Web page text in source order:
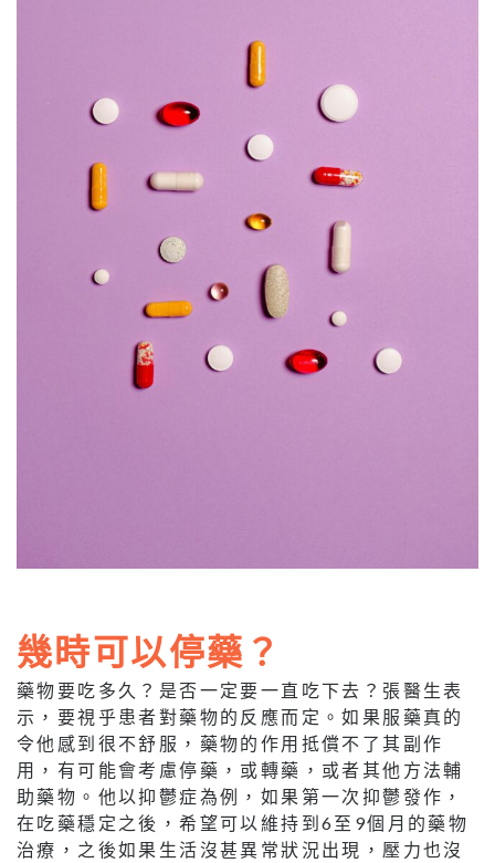
幾時可以停藥？
藥物要吃多久？是否一定要一直吃下去？張醫生表
示，要視乎患者對藥物的反應而定。如果服藥真的
令他感到很不舒服，藥物的作用抵償不了其副作
用，有可能會考慮停藥，或轉藥，或者其他方法輔
助藥物。他以抑鬱症為例，如果第一次抑鬱發作，
在吃藥穩定之後，希望可以維持到6至9個月的藥物
治療，之後如果生活沒甚異常狀況出現，壓力也沒